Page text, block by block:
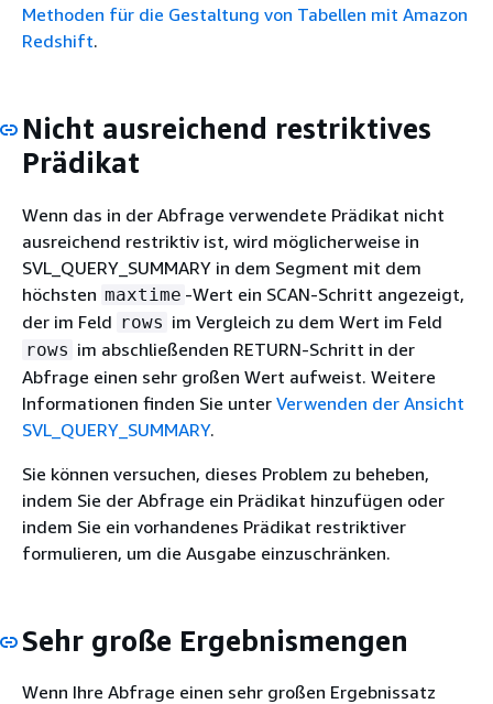
Methoden für die Gestaltung von Tabellen mit Amazon
Redshift.
Nicht ausreichend restriktives
Prädikat
Wenn das in der Abfrage verwendete Prädikat nicht
ausreichend restriktiv ist, wird möglicherweise in
SVL_QUERY_SUMMARY in dem Segment mit dem
höchsten maxtime -Wert ein SCAN-Schritt angezeigt,
der im Feld rows im Vergleich zu dem Wert im Feld
rows im abschließenden RETURN-Schritt in der
Abfrage einen sehr großen Wert aufweist. Weitere
Informationen finden Sie unter Verwenden der Ansicht
SVL_QUERY_SUMMARY.
Sie können versuchen, dieses Problem zu beheben,
indem Sie der Abfrage ein Prädikat hinzufügen oder
indem Sie ein vorhandenes Prädikat restriktiver
formulieren, um die Ausgabe einzuschränken.
Sehr große Ergebnismengen
Wenn Ihre Abfrage einen sehr großen Ergebnissatz